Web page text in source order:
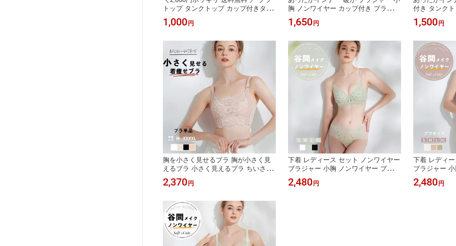
トップ タンクトップ カップ付きタン
クトップ ブラトップ ショート ブラト
ップ ハーフ カップ付き カップ付き
ガ ピラティス ウエア ブラトップ単品
肌に柔らか 脇高 夜昼 兼用 ナイトブ
ラ
1,000 円
胸 ノンワイヤー カップ付き ブラトッ
プ ブラトップ ノンワイヤー ブラ ノ
ンワイヤー ナイトブラ 【ブラ単品】
カパカしない 裏起毛ブラ
1,650 円
付き タンク
プ タンクト
ップ ブラト
クなしブラ
1,500 円
胸を小さく見せるブラ 胸が小さく見
えるブラ 小さく見えるブラ ちいさく
見せるブラ 胸 小さく見せる ブラジャ
ー 小さく見える コルセット 小さく見
ノンワイヤー さらし 小さく 見せる
小さく見せるブラ
2,370 円
下着 レディース セット ノンワイヤー
ブラジャー 小胸 ノンワイヤー ブラ
セット ノンワイヤーブラ ブラレット
ノンワイヤーブラ セット ノンワイヤ
2,480 円
下着 レディ
ブラジャー
イヤーブラ
ブラレット
2,480 円